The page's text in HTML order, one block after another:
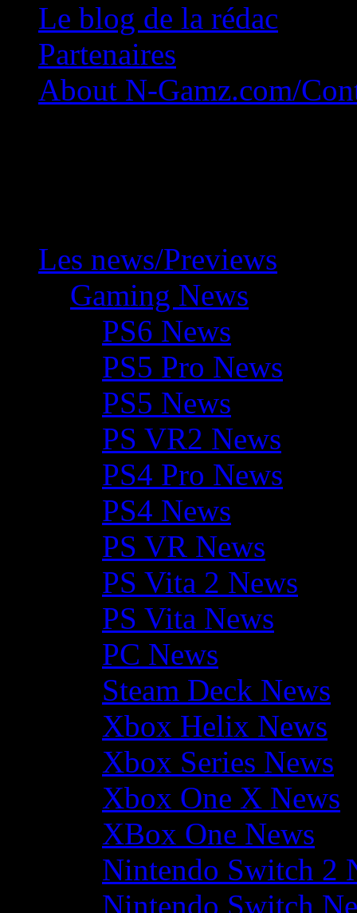
Le blog de la rédac
Partenaires
About N-Gamz.com/
Les news/Previews
Gaming News
PS6 News
PS5 Pro News
PS5 News
PS VR2 News
PS4 Pro News
PS4 News
PS VR News
PS Vita 2 News
PS Vita News
PC News
Steam Deck News
Xbox Helix News
Xbox Series News
Xbox One X News
XBox One News
Nintendo Switch 2
Nintendo Switch